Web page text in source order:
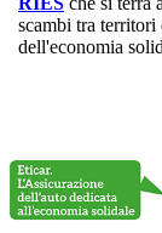
scambi tra
dell'economia